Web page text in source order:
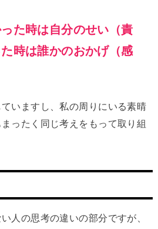
った時は自分のせい（責
時は誰かのおかげ（感
いますし、私の周りにいる素晴
ったく同じ考えをもって取り組
人の思考の違いの部分ですが、